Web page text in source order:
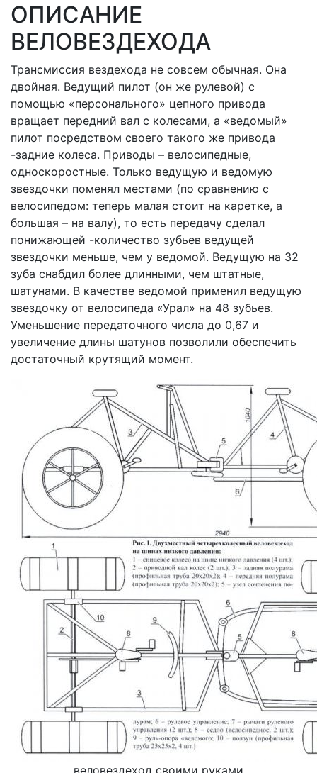
ОПИСАНИЕ
ВЕЛОВЕЗДЕХОДА
Трансмиссия вездехода не совсем обычная. Она
двойная. Ведущий пилот (он же рулевой) с
помощью «персонального» цепного привода
вращает передний вал с колесами, а «ведомый»
пилот посредством своего такого же привода
-задние колеса. Приводы – велосипедные,
односкоростные. Только ведущую и ведомую
звездочки поменял местами (по сравнению с
велосипедом: теперь малая стоит на каретке, а
большая – на валу), то есть передачу сделал
понижающей -количество зубьев ведущей
звездочки меньше, чем у ведомой. Ведущую на 32
зуба снабдил более длинными, чем штатные,
шатунами. В качестве ведомой применил ведущую
звездочку от велосипеда «Урал» на 48 зубьев.
Уменьшение передаточного числа до 0,67 и
увеличение длины шатунов позволили обеспечить
достаточный крутящий момент.
веловездеход своими руками